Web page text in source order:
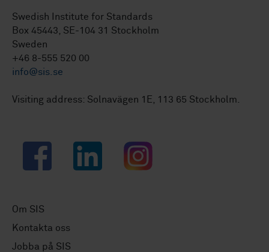
Swedish Institute for Standards
Box 45443, SE-104 31 Stockholm
Sweden
+46 8-555 520 00
info@sis.se
Visiting address: Solnavägen 1E, 113 65 Stockholm.
Facebook LinkedIn Instagram
Om SIS
Kontakta oss
Jobba på SIS